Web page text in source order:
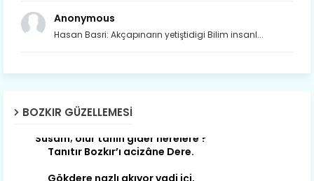
Anonymous
Hasan Basri: Akçapınarın yetiştidigi Bilim insanl...
BOZKIR GÜZELLEMESI
Son yıllarda orda yok artık ağlayan,
Susam; olur tahin gider nerelere ?
Gökdere nazlı akıyor vadi içi,
Gederet’ti adı, oldu Dereiçi.